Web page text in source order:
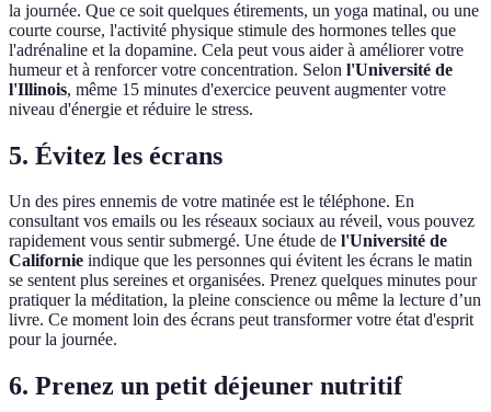
la journée. Que ce soit quelques étirements, un yoga matinal, ou une
courte course, l'activité physique stimule des hormones telles que
l'adrénaline et la dopamine. Cela peut vous aider à améliorer votre
humeur et à renforcer votre concentration. Selon l'Université de
l'Illinois, même 15 minutes d'exercice peuvent augmenter votre
niveau d'énergie et réduire le stress.
5. Évitez les écrans
Un des pires ennemis de votre matinée est le téléphone. En
consultant vos emails ou les réseaux sociaux au réveil, vous pouvez
rapidement vous sentir submergé. Une étude de l'Université de
Californie indique que les personnes qui évitent les écrans le matin
se sentent plus sereines et organisées. Prenez quelques minutes pour
pratiquer la méditation, la pleine conscience ou même la lecture d’un
livre. Ce moment loin des écrans peut transformer votre état d'esprit
pour la journée.
6. Prenez un petit déjeuner nutritif